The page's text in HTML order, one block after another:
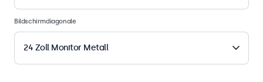
Bildschirmdiagonale
24 Zoll Monitor Metall